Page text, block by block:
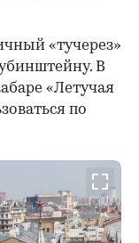
«тучерез»
В
«Летучая
по